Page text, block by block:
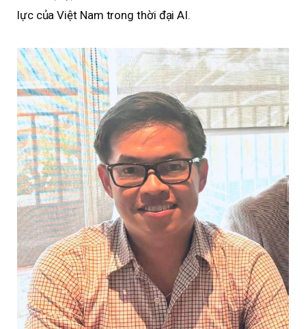
lực của Việt Nam trong thời đại AI.